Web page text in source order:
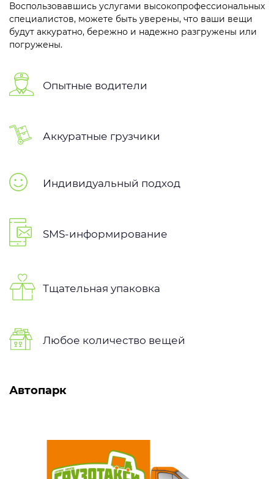
Воспользовавшись услугами высокопрофессиональных
специалистов, можете быть уверены, что ваши вещи
будут аккуратно, бережно и надежно разгружены или
погружены.
Опытные водители
Аккуратные грузчики
Индивидуальный подход
SMS-информирование
Тщательная упаковка
Любое количество вещей
Автопарк